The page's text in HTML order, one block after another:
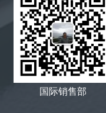
国际销售部